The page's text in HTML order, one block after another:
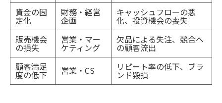
資金の固
定化
財務・経営
企画
キャッシュフローの悪
化、投資機会の喪失
販売機会
の損失
営業・マー
ケティング
欠品による失注、競合へ
の顧客流出
顧客満足
度の低下 営業・CS リピート率の低下、ブラ
ンド毀損